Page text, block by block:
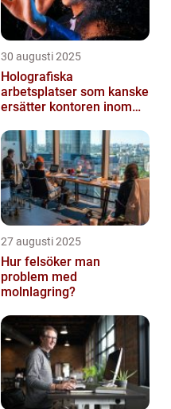
30 augusti 2025
Holografiska
arbetsplatser som kanske
ersätter kontoren inom
27 augusti 2025
Hur felsöker man
problem med
molnlagring?